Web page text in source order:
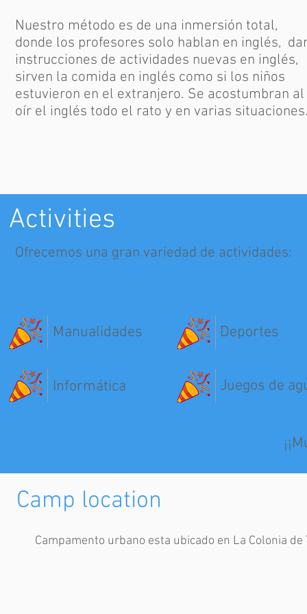
Nuestro método es de una inmersión total,
donde los profesores solo hablan en inglés,
instrucciones de actividades nuevas en inglés,
sirven la comida en inglés como si los niños
estuvieron en el extranjero. Se acostumbran al
oír el inglés todo el rato y en varias
Activities
Ofrecemos una gran variedad de actividades:
Manualidades Deportes
Informática Juegos de
Camp location
Campamento urbano esta ubicado en La Colonia